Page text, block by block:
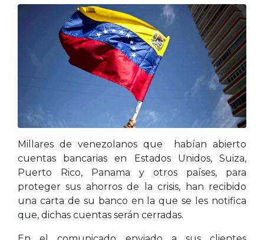
Millares de venezolanos que habían abierto
cuentas bancarias en Estados Unidos, Suiza,
Puerto Rico, Panama y otros países, para
proteger sus ahorros de la crisis, han recibido
una carta de su banco en la que se les notifica
que, dichas cuentas serán cerradas.